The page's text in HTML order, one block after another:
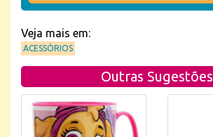
Veja mais em:
ACESSÓRIOS
Outras Sugestões